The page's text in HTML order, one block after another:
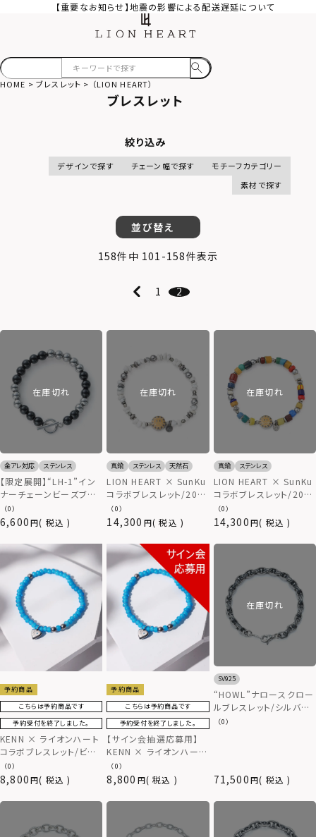
【重要なお知らせ】地震の影響による配送遅延について
HOME ブレスレット （LION HEART）
ブレスレット
絞り込み
モチーフカテゴリー
チェーン幅で探す
デザインで探す
素材で探す
並び替え
158件中 101 -158件表示
1 2
在庫切れ
金アレ対応 ステンレス
【限定展開】“LH-1”イン
ナーチェーンビーズブレ
スレット（オニキ
ス/8mm）/ステンレスス
ティール【LION HEART /
ライオンハート】
6,600 税込
（0）
在庫切れ
真鍮 ステンレス 天然石
LION HEART × SunKu
コラボブレスレット/2025
年モデル/TYPE E（ハウ
ライト）
14,300 税込
（0）
在庫切れ
真鍮 ステンレス
LION HEART × SunKu
コラボブレスレット/2025
年モデル/TYPE A（ガラス
ビーズ）
14,300 税込
（0）
予約商品
こちらは予約商品です
予約受付を終了しました。
KENN × ライオンハート
コラボブレスレット/ビー
ズ
8,800 税込
（0）
予約商品
こちらは予約商品です
予約受付を終了しました。
【サイン会抽選応募用】
KENN × ライオンハート
コラボブレスレット/ビー
ズ
8,800 税込
（0）
在庫切れ
SV925
“HOWL”ナロースクロー
ルブレスレット/シルバー
925
71,500 税込
（0）